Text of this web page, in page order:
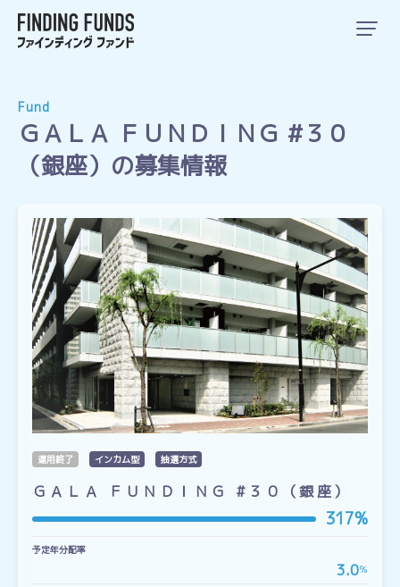
Fund
ＧＡＬＡ ＦＵＮＤＩＮＧ #３０
（銀座）の募集情報
運用終了 インカム型 抽選方式
ＧＡＬＡ ＦＵＮＤＩＮＧ #３０（銀座）
317%
予定年分配率
3.0％